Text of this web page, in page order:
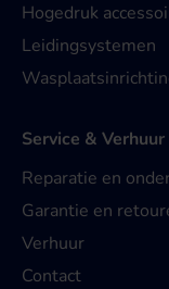
Hogedruk
Leidingsystemen
Service & Verhuur
Reparatie en
Garantie en
Verhuur
Contact